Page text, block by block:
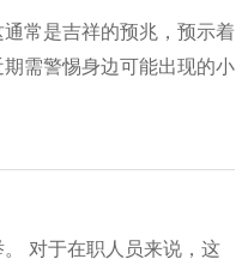
常是吉祥的预兆，预示着
需警惕身边可能出现的小
对于在职人员来说，这